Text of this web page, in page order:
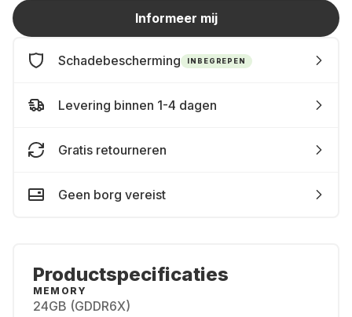
Informeer mij
Schadebescherming INBEGREPEN
Levering binnen 1-4 dagen
Gratis retourneren
Geen borg vereist
Productspecificaties
MEMORY
24GB (GDDR6X)